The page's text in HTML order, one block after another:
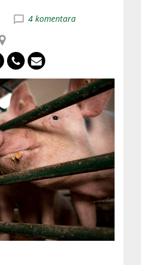
4 komentara